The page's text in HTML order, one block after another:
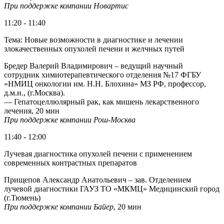
При поддержке компании Новартис
11:20 - 11:40
Тема: Новые возможности в диагностике и лечении
злокачественных опухолей печени и желчных путей
Бредер Валерий Владимирович – ведущий научный
сотрудник химиотерапевтического отделения №17 ФГБУ
«НМИЦ онкологии им. Н.Н. Блохина» МЗ РФ, профессор,
д.м.н., (г.Москва).
— Гепатоцеллюлярный рак, как мишень лекарственного
лечения, 20 мин
При поддержке компании Рош-Москва
11:40 - 12:00
Лучевая диагностика опухолей печени с применением
современных контрастных препаратов
Прищепов Александр Анатольевич – зав. Отделением
лучевой диагностики ГАУЗ ТО «МКМЦ» Медицинский город
(г.Тюмень)
При поддержке компании Байер, 20 мин